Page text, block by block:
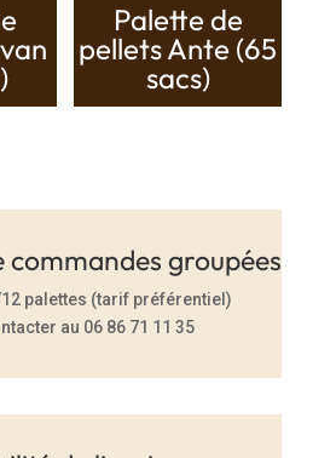
Palette de
pellets Ante (65
sacs)
commandes groupées
palettes (tarif préférentiel)
au 06 86 71 11 35